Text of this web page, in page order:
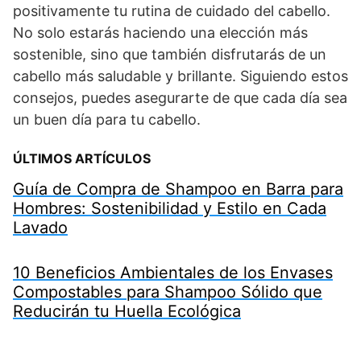
positivamente tu rutina de cuidado del cabello.
No solo estarás haciendo una elección más
sostenible, sino que también disfrutarás de un
cabello más saludable y brillante. Siguiendo estos
consejos, puedes asegurarte de que cada día sea
un buen día para tu cabello.
ÚLTIMOS ARTÍCULOS
Guía de Compra de Shampoo en Barra para
Hombres: Sostenibilidad y Estilo en Cada
Lavado
10 Beneficios Ambientales de los Envases
Compostables para Shampoo Sólido que
Reducirán tu Huella Ecológica